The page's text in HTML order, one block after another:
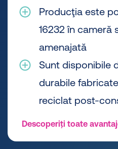
Producţia este
16232 în cameră
amenajată
Sunt disponibile
durabile
reciclat post-
Descoperiți toate